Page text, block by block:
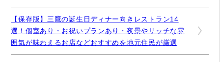
【保存版】三鷹の誕生日ディナー向きレストラン14
選！個室あり・お祝いプランあり・夜景やリッチな雰
囲気が味わえるお店などおすすめを地元住民が厳選